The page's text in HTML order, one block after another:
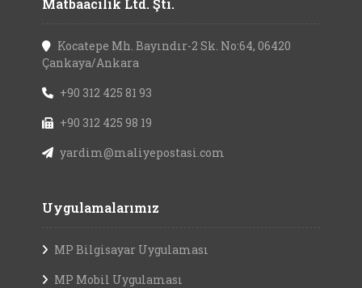
Matbaacılık Ltd. Şti.
Kocatepe Mh. Bayındır-2 Sk. No:64, 06420
Çankaya/Ankara
+90 312 425 81 93
+90 312 425 98 19
yardim@maliyepostasi.com
Uygulamalarımız
MP Bilgisayar Uygulaması
MP Mobil Uygulaması